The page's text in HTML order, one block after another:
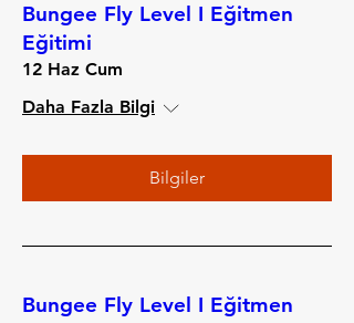
Bungee Fly Level I Eğitmen
Eğitimi
12 Haz Cum
Daha Fazla Bilgi
Bilgiler
Bungee Fly Level I Eğitmen